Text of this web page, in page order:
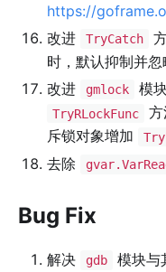
https://
改进
TryCatch
时，默认抑制并
改进
gmlock 模
TryRLockFunc
斥锁对象增加
去除
Bug Fix
解决 gdb 模块与